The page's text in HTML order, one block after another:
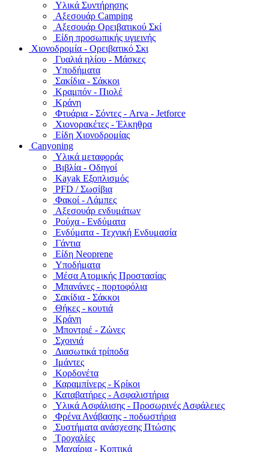
Υλικά Συντήρησης
Αξεσουάρ Camping
Αξεσουάρ Ορειβατικού Σκί
Είδη προσωπικής υγιεινής
Χιονοδρομία - Ορειβατικό Σκι
Γυαλιά ηλίου - Μάσκες
Υποδήματα
Σακίδια - Σάκκοι
Κραμπόν - Πιολέ
Κράνη
Φτυάρια - Σόντες - Arva - Jetforce
Χιονορακέτες - Έλκηθρα
Είδη Χιονοδρομίας
Canyoning
Υλικά μεταφοράς
Βιβλία - Οδηγοί
Kayak Εξοπλισμός
PFD / Σωσίβια
Φακοί - Λάμπες
Αξεσουάρ ενδυμάτων
Ρούχα - Ενδύματα
Ενδύματα - Τεχνική Ενδυμασία
Γάντια
Είδη Neoprene
Υποδήματα
Μέσα Ατομικής Προστασίας
Μπανάνες - πορτοφόλια
Σακίδια - Σάκκοι
Θήκες - κουτιά
Κράνη
Μποντριέ - Ζώνες
Σχοινιά
Διασωτικά τρίποδα
Ιμάντες
Κορδονέτα
Καραμπίνερς - Κρίκοι
Καταβατήρες - Ασφαλιστήρια
Υλικά Ασφάλισης - Προσωρινές Ασφάλειες
Φρένα Ανάβασης - ποδωστήρια
Συστήματα ανάσχεσης Πτώσης
Τροχαλίες
Μαχαίρια - Κοπτικά